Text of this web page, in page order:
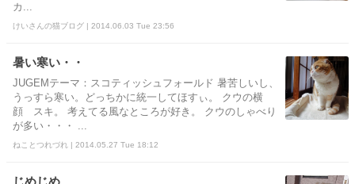
カ...
けいさんの猫ブログ | 2014.06.03 Tue 23:56
暑い寒い・・
JUGEMテーマ：スコティッシュフォールド 暑苦しいし、
うっすら寒い。どっちかに統一してほすぃ。 クウの横
顔 スキ。 考えてる風なところが好き。 クウのしゃべり
が多い・・・ ...
ねことつれづれ | 2014.05.27 Tue 18:12
じめじめ